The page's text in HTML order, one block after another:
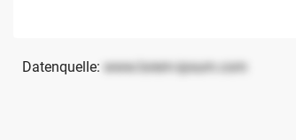
Datenquelle: www.lorem-ipsum.com